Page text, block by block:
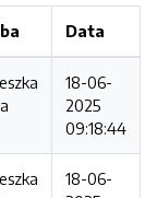
Data
18-06-
2025
09:18:44
18-06-